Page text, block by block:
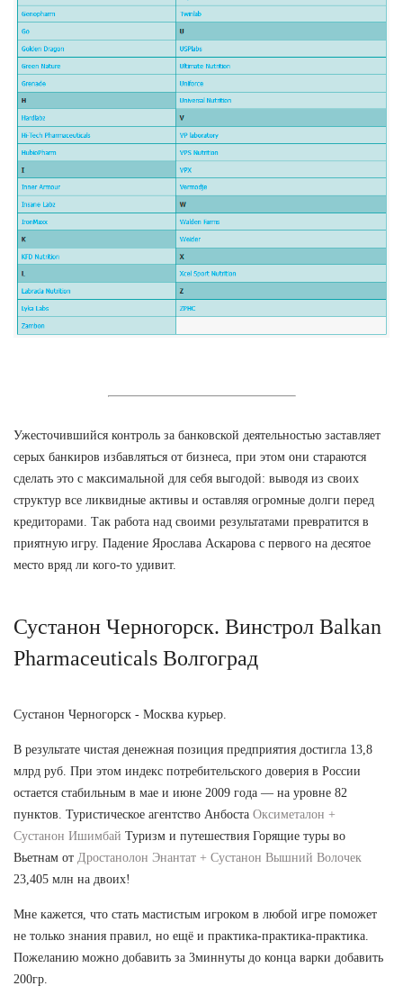
Ужесточившийся контроль за банковской деятельностью заставляет
серых банкиров избавляться от бизнеса, при этом они стараются
сделать это с максимальной для себя выгодой: выводя из своих
структур все ликвидные активы и оставляя огромные долги перед
кредиторами. Так работа над своими результатами превратится в
приятную игру. Падение Ярослава Аскарова с первого на десятое
место вряд ли кого-то удивит.
Сустанон Черногорск. Винстрол Balkan
Pharmaceuticals Волгоград
Сустанон Черногорск - Москва курьер.
В результате чистая денежная позиция предприятия достигла 13,8
млрд руб. При этом индекс потребительского доверия в России
остается стабильным в мае и июне 2009 года — на уровне 82
пунктов. Туристическое агентство Анбоста Оксиметалон +
Сустанон Ишимбай Туризм и путешествия Горящие туры во
Вьетнам от Дростанолон Энантат + Сустанон Вышний Волочек
23,405 млн на двоих!
Мне кажется, что стать мастистым игроком в любой игре поможет
не только знания правил, но ещё и практика-практика-практика.
Пожеланию можно добавить за 3миннуты до конца варки добавить
200гр.